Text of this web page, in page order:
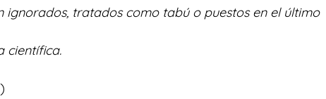
ignorados, tratados como tabú o puestos en el último
científica.